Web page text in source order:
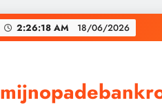
2:26:19 AM 18/06/2026